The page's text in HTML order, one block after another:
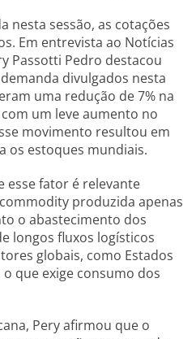
nesta sessão, as cotações
Em entrevista ao Notícias
Passotti Pedro destacou
divulgados nesta
uma redução de 7% na
um leve aumento no
movimento resultou em
os estoques mundiais.
esse fator é relevante
produzida apenas
o abastecimento dos
longos fluxos logísticos
globais, como Estados
que exige consumo dos
Pery afirmou que o